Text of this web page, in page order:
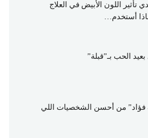
اللون الأبيض في العلاج
أستخدم…
الحب بـ”قبلة”
فؤاد” من أحسن الشخصيات اللي